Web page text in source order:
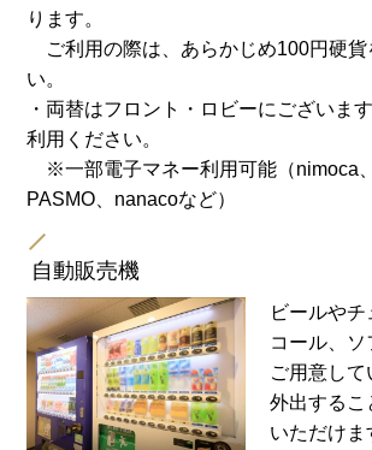
ります。
ご利用の際は、あらかじめ100円硬貨
い。
・両替はフロント・ロビーにございま
利用ください。
※一部電子マネー利用可能（nimoca
PASMO、nanacoなど）
自動販売機
ビールや
コール、
ご用意して
外出するこ
いただけま